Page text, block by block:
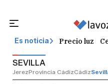
Es noticia Precio luz
SEVILLA
JerezProvincia CádizCádiz